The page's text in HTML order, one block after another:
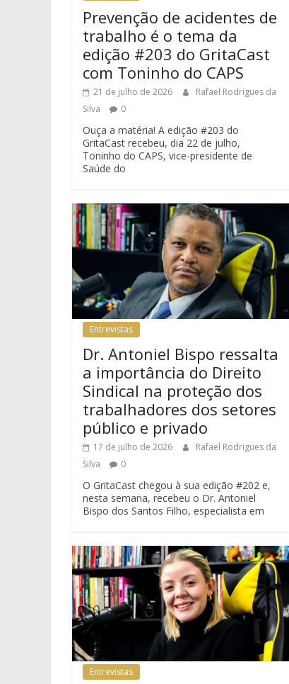
Prevenção de acidentes de
trabalho é o tema da
edição #203 do GritaCast
com Toninho do CAPS
21 de julho de 2026
Rafael Rodrigues da
Silva
0
Ouça a matéria! A edição #203 do
GritaCast recebeu, dia 22 de julho,
Toninho do CAPS, vice-presidente de
Saúde do
Entrevistas
Dr. Antoniel Bispo ressalta
a importância do Direito
Sindical na proteção dos
trabalhadores dos setores
público e privado
17 de julho de 2026
Rafael Rodrigues da
Silva
0
O GritaCast chegou à sua edição #202 e,
nesta semana, recebeu o Dr. Antoniel
Bispo dos Santos Filho, especialista em
Entrevistas